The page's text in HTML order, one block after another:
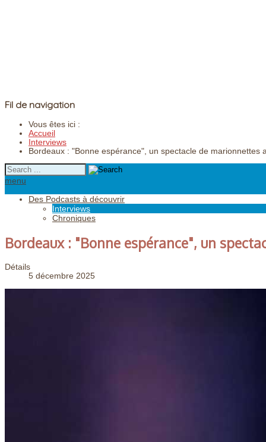
Fil de navigation
Vous êtes ici :
Accueil
Interviews
Bordeaux : "Bonne espérance", un spectacle de marionnettes
menu
Des Podcasts à découvrir
Interviews
Chroniques
Bordeaux : "Bonne espérance", un
Détails
5 décembre 2025